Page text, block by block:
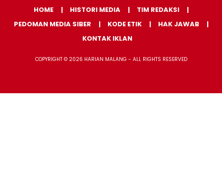
HOME HISTORI MEDIA
TIM REDAKSI
PEDOMAN MEDIA SIBER
KODE ETIK
HAK JAWAB
KONTAK IKLAN
COPYRIGHT © 2026 HARIAN MALANG - ALL RIGHTS RESERVED